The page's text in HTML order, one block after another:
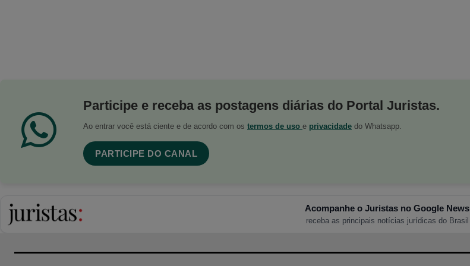
Participe e receba as postagens diárias do Portal Juristas.
Ao entrar você está ciente e de acordo com os termos de uso e privacidade do Whatsapp.
PARTICIPE DO CANAL
Acompanhe o Juristas no Google News
receba as principais notícias jurídicas do Brasil